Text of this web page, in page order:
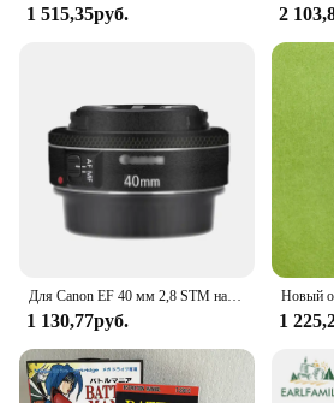
1 515,35руб. 2
1 130,77руб. 1